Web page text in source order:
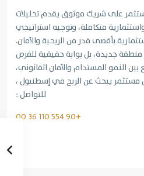
على شريك موثوق يقدم تحليلات
متكاملة، وتوجيه استراتيجي
بأقصى قدر من الربحية والأمان.
جديدة، بل بوابة حقيقية للفرص
بين النمو المستدام والأمان القانوني،
مستثمر يبحث عن الربح في إسطنبول ،
للتواصل :
+90 554 110 36 00